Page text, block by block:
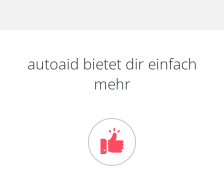
autoaid bietet dir einfach
mehr